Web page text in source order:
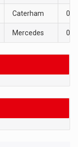
Caterham 0
Mercedes 0